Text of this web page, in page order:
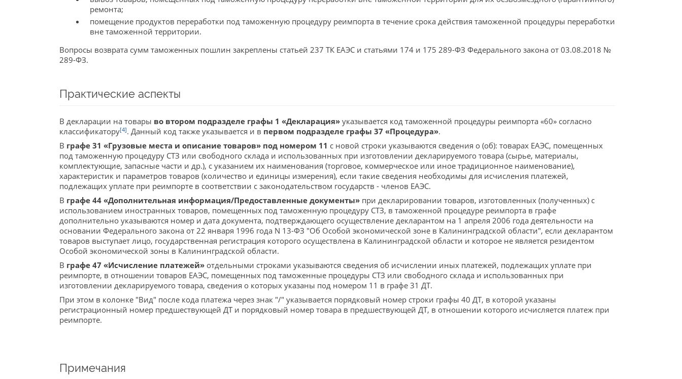
ремонта;
помещение продуктов переработки под таможенную процедуру реимпорта в течение срока действия таможенной процедуры переработки
вне таможенной территории.
Вопросы возврата сумм таможенных пошлин закреплены статьей 237 ТК ЕАЭС и статьями 174 и 175 289-ФЗ Федерального закона от 03.08.2018 №
289-ФЗ.
Практические аспекты
В декларации на товары во втором подразделе графы 1 «Декларация» указывается код таможенной процедуры реимпорта «60» согласно
классификатору[4]. Данный код также указывается и в первом подразделе графы 37 «Процедура».
В графе 31 «Грузовые места и описание товаров» под номером 11 с новой строки указываются сведения о (об): товарах ЕАЭС, помещенных
под таможенную процедуру СТЗ или свободного склада и использованных при изготовлении декларируемого товара (сырье, материалы,
комплектующие, запасные части и др.), с указанием их наименования (торговое, коммерческое или иное традиционное наименование),
характеристик и параметров товаров (количество и единицы измерения), если такие сведения необходимы для исчисления платежей,
подлежащих уплате при реимпорте в соответствии с законодательством государств - членов ЕАЭС.
В графе 44 «Дополнительная информация/Предоставленные документы» при декларировании товаров, изготовленных (полученных) с
использованием иностранных товаров, помещенных под таможенную процедуру СТЗ, в таможенной процедуре реимпорта в графе
дополнительно указываются номер и дата документа, подтверждающего осуществление декларантом на 1 апреля 2006 года деятельности на
основании Федерального закона от 22 января 1996 года N 13-ФЗ "Об Особой экономической зоне в Калининградской области", если декларантом
товаров выступает лицо, государственная регистрация которого осуществлена в Калининградской области и которое не является резидентом
Особой экономической зоны в Калининградской области.
В графе 47 «Исчисление платежей» отдельными строками указываются сведения об исчислении иных платежей, подлежащих уплате при
реимпорте, в отношении товаров ЕАЭС, помещенных под таможенные процедуры СТЗ или свободного склада и использованных при
изготовлении декларируемого товара, сведения о которых указаны под номером 11 в графе 31 ДТ.
При этом в колонке "Вид" после кода платежа через знак "/" указывается порядковый номер строки графы 40 ДТ, в которой указаны
регистрационный номер предшествующей ДТ и порядковый номер товара в предшествующей ДТ, в отношении которого исчисляется платеж при
реимпорте.
Примечания